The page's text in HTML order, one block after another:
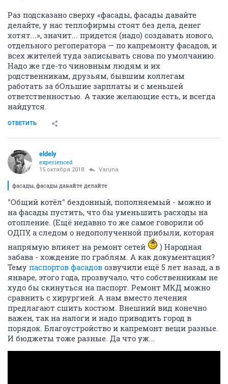
Раз подсказано сверху «фасады, фасады давайте
делайте, у нас теплофирмы стоят без дела, денег
хотят...», значит... придется (надо) создавать нового,
отдельного регоператора — по капремонту фасадов, и
всех жителей туда записывать снова по умолчанию.
Надо же где-то чиновным людям и их
родственникам, друзьям, бывшим коллегам
работать за бОльшие зарплаты и с меньшей
ответственностью. А такие желающие есть, и всегда
найдутся.
ОТВЕТИТЬ
eldely
experienced
15 октября 2018 Varuna
фасады, фасады давайте делайте
"Общий котёл" бездонный, пополняемый - можно и
на фасады пустить, что бы уменьшить расходы на
отопление. (Ещё недавно то же самое говорили об
ОДПУ, а следом о недополученной прибыли, которая
напрямую влияет на ремонт сетей
) Народная
забава - хождение по граблям. А как документация?
Тему паспортов фасадов озвучили ещё 5 лет назад, а в
январе, этого года, прозвучало, что собственникам не
худо бы скинуться на паспорт. Ремонт МКД можно
сравнить с хирургией. А нам вместо лечения
предлагают сшить костюм. Внешний вид конечно
важен, так на налоги и надо приводить город в
порядок. Благоустройство и капремонт вещи разные.
И бюджеты тоже разные. Да что уж...